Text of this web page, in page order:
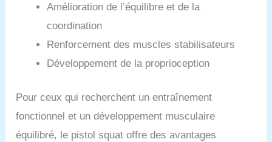
Amélioration de l’équilibre et de la
coordination
Renforcement des muscles stabilisateurs
Développement de la proprioception
Pour ceux qui recherchent un entraînement
fonctionnel et un développement musculaire
équilibré, le pistol squat offre des avantages